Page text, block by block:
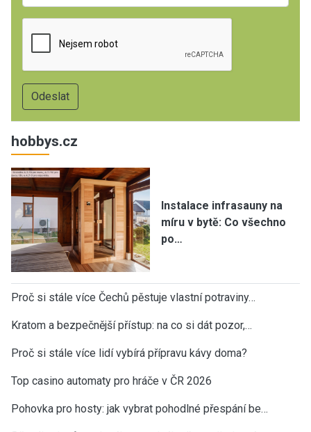
hobbys.cz
Instalace infrasauny na
míru v bytě: Co všechno
po…
Proč si stále více Čechů pěstuje vlastní potraviny…
Kratom a bezpečnější přístup: na co si dát pozor,…
Proč si stále více lidí vybírá přípravu kávy doma?
Top casino automaty pro hráče v ČR 2026
Pohovka pro hosty: jak vybrat pohodlné přespání be…